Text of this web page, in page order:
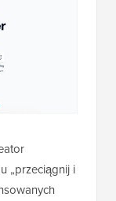
„przeciągnij i